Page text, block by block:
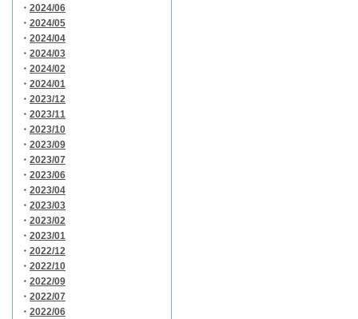
・ 2024/06
・ 2024/05
・ 2024/04
・ 2024/03
・ 2024/02
・ 2024/01
・ 2023/12
・ 2023/11
・ 2023/10
・ 2023/09
・ 2023/07
・ 2023/06
・ 2023/04
・ 2023/03
・ 2023/02
・ 2023/01
・ 2022/12
・ 2022/10
・ 2022/09
・ 2022/07
・ 2022/06